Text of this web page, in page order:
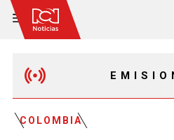
COLOMBIA